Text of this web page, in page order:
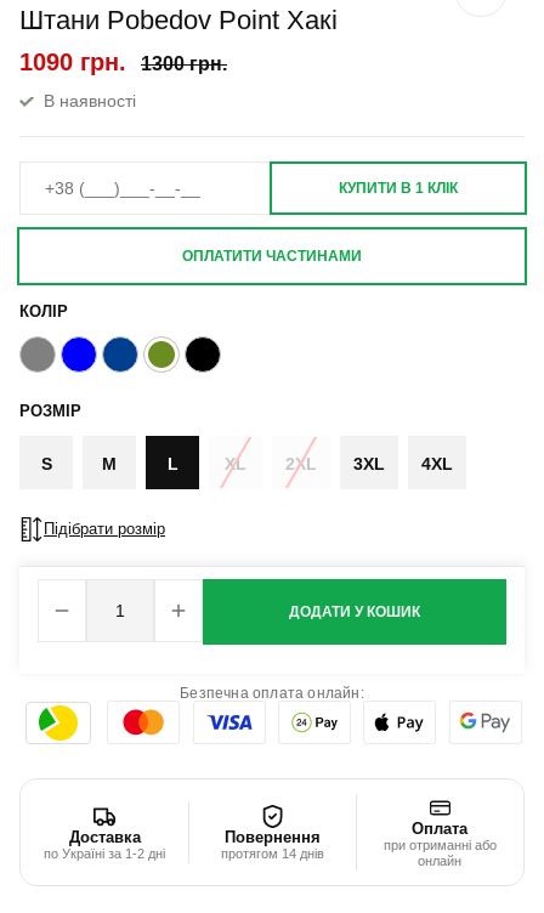
Штани Pobedov Point Хакі
1090 грн. 1300 грн.
В наявності
КОЛІР
РОЗМІР
S M L XL 2XL 3XL 4XL
Підібрати розмір
ДОДАТИ У КОШИК
КУПИТИ В 1 КЛІК
ОПЛАТИТИ ЧАСТИНАМИ
Безпечна оплата онлайн:
Доставка
по Україні за 1-2 дні
Повернення
протягом 14 днів
Оплата
при отриманні або
онлайн